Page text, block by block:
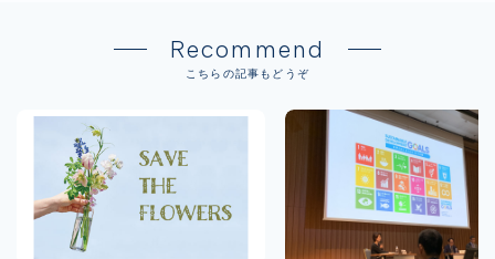
Recommend
こちらの記事もどうぞ